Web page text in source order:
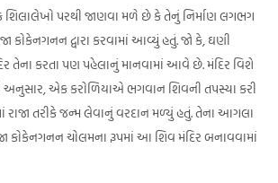
શિલાલેખો પરથી જાણવા મળે છે કે તેનું નિર્માણ લગભગ
કોકેનગનન દ્વારા કરવામાં આવ્યું હતું. જો કે, ઘણી
તેના કરતા પણ પહેલાનું માનવામાં આવે છે. મંદિર વિશે
અનુસાર, એક કરોળિયાએ ભગવાન શિવની તપસ્યા કરી
રાજા તરીકે જન્મ લેવાનું વરદાન મળ્યું હતું. તેના આગલા
કોકેનગનન ચોલમના રૂપમાં આ શિવ મંદિર બનાવવામાં